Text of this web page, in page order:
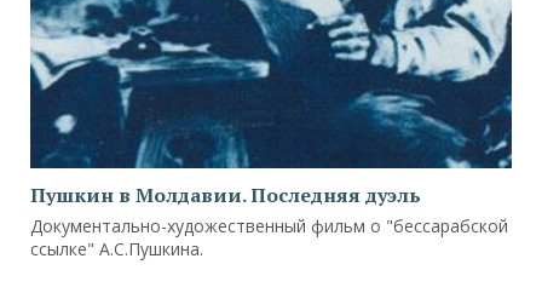
Пушкин в Молдавии. Последняя дуэль
Документально-художественный фильм о "бессарабской
ссылке" А.С.Пушкина.